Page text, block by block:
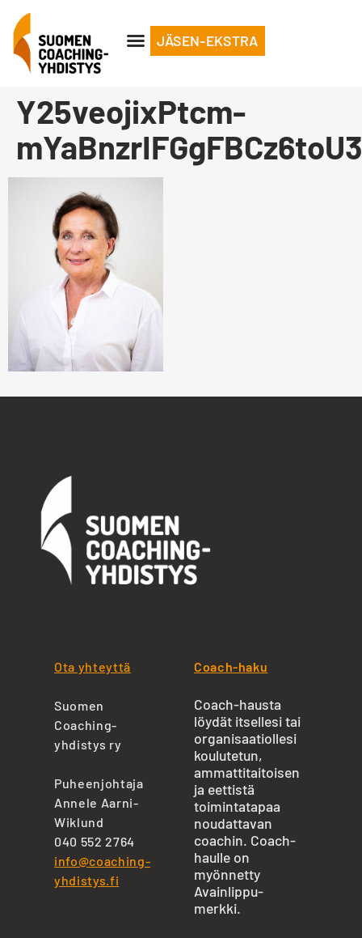
JÄSEN-EKSTRA
Y25veojixPtcm-
Ota yhteyttä
Suomen
Coaching-
yhdistys ry
Puheenjohtaja
Annele Aarni-
Wiklund
040 552 2764
info@coaching-
yhdistys.fi
Coach-haku
Coach-hausta
löydät itsellesi tai
organisaatiollesi
koulutetun,
ammattitaitoisen
ja eettistä
toimintatapaa
noudattavan
coachin. Coach-
haulle on
myönnetty
Avainlippu-
merkki.